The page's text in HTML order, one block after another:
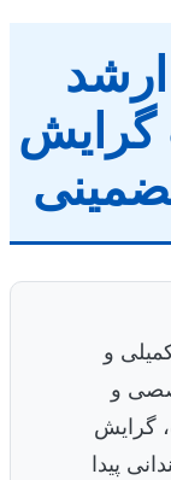
و
و